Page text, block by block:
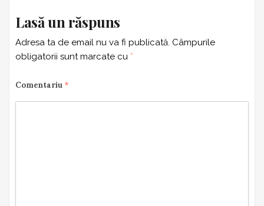
Lasă un răspuns
Adresa ta de email nu va fi publicată. Câmpurile
obligatorii sunt marcate cu *
Comentariu *